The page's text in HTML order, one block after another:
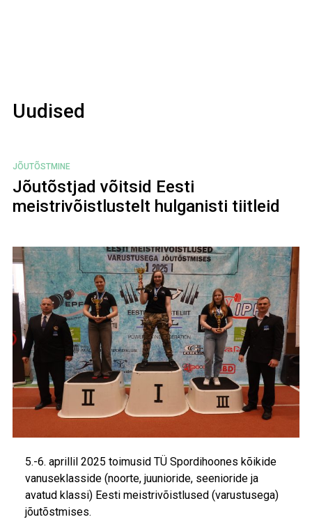
Uudised
JÕUTÕSTMINE
Jõutõstjad võitsid Eesti
meistrivõistlustelt hulganisti tiitleid
5.-6. aprillil 2025 toimusid TÜ Spordihoones kõikide
vanuseklasside (noorte, juunioride, seenioride ja
avatud klassi) Eesti meistrivõistlused (varustusega)
jõutõstmises.